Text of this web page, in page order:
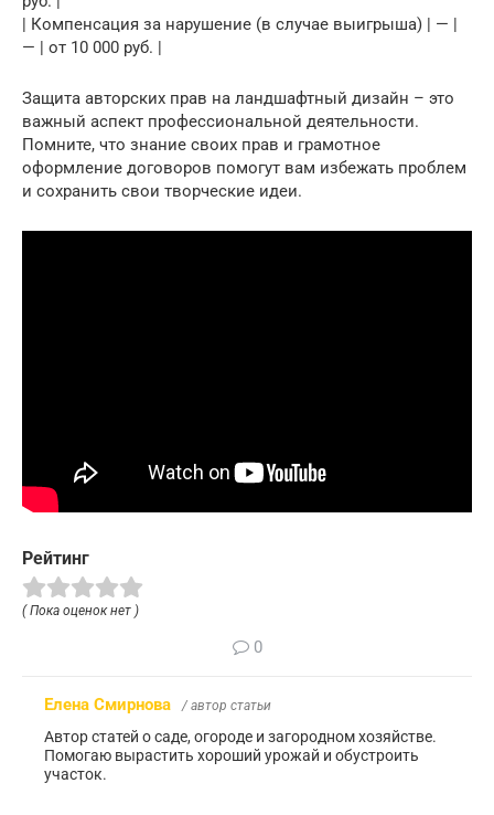
| Компенсация за нарушение (в случае выигрыша) | — |
— | от 10 000 руб. |
Защита авторских прав на ландшафтный дизайн – это
важный аспект профессиональной деятельности.
Помните, что знание своих прав и грамотное
оформление договоров помогут вам избежать проблем
и сохранить свои творческие идеи.
Рейтинг
( Пока оценок нет )
0
Елена Смирнова / автор статьи
Автор статей о саде, огороде и загородном хозяйстве.
Помогаю вырастить хороший урожай и обустроить
участок.